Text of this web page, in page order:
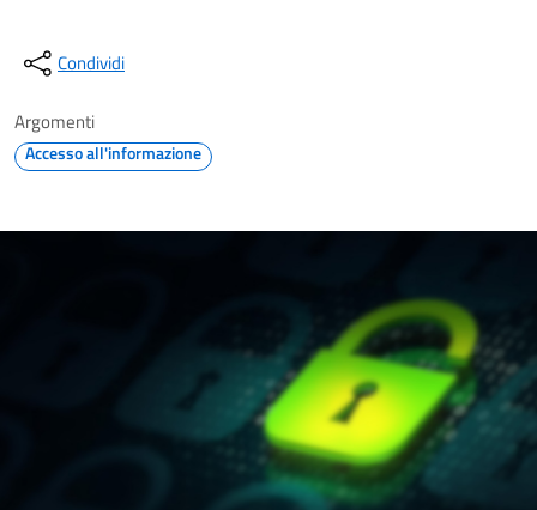
Condividi
Argomenti
Accesso all'informazione